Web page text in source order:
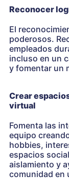
Reconocer
El
poderosos.
empleados
incluso en un
y fomentar un
Crear
virtual
Fomenta las
equipo
hobbies,
espacios
aislamiento y
comunidad en